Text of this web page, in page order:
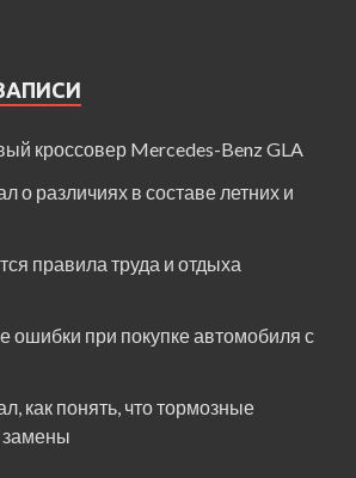
кроссовер Mercedes-Benz GLA
о различиях в составе летних и
правила труда и отдыха
ошибки при покупке автомобиля с
как понять, что тормозные
замены